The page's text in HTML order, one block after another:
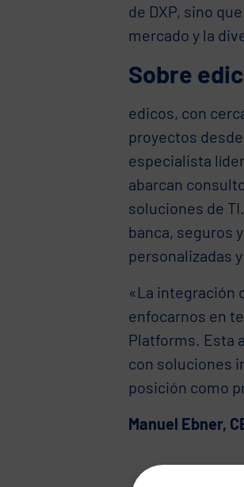
de DXP, sino
mercado y la
Sobre
edicos, con
proyectos
especialista
abarcan
soluciones de
banca, seguros
personalizadas
«La integración
enfocarnos en
Platforms. Esta
con soluciones
posición como
Manuel Ebner,